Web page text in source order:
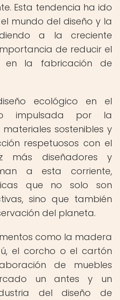
Esta tendencia ha ido
mundo del diseño y la
a la creciente
de reducir el
en la fabricación de
ecológico en el
impulsada por la
sostenibles y
respetuosos con el
más diseñadores y
a esta corriente,
que no solo son
sino que también
del planeta.
como la madera
el corcho o el cartón
de muebles
un antes y un
del diseño de